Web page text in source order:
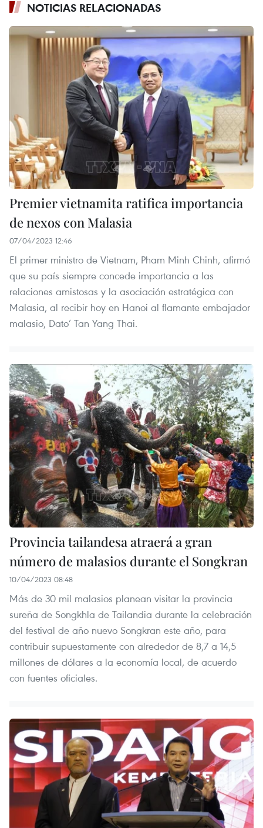
NOTICIAS RELACIONADAS
Premier vietnamita ratifica importancia
de nexos con Malasia
07/04/2023 12:46
El primer ministro de Vietnam, Pham Minh Chinh, afirmó
que su país siempre concede importancia a las
relaciones amistosas y la asociación estratégica con
Malasia, al recibir hoy en Hanoi al flamante embajador
malasio, Dato’ Tan Yang Thai.
Provincia tailandesa atraerá a gran
número de malasios durante el Songkran
10/04/2023 08:48
Más de 30 mil malasios planean visitar la provincia
sureña de Songkhla de Tailandia durante la celebración
del festival de año nuevo Songkran este año, para
contribuir supuestamente con alrededor de 8,7 a 14,5
millones de dólares a la economía local, de acuerdo
con fuentes oficiales.